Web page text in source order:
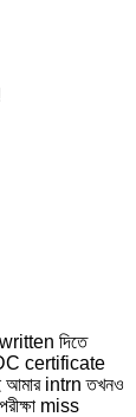
দিতে
certificate
আমার intrn তখনও
miss